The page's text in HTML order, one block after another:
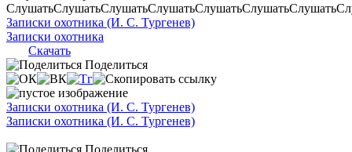
СлушатьСлушатьСлушатьСлушатьСлушатьСлушатьСлушать
Записки охотника (И. С. Тургенев)
Записки охотника
Скачать
Поделиться
Записки охотника (И. С. Тургенев)
Записки охотника (И. С. Тургенев)
Поделиться